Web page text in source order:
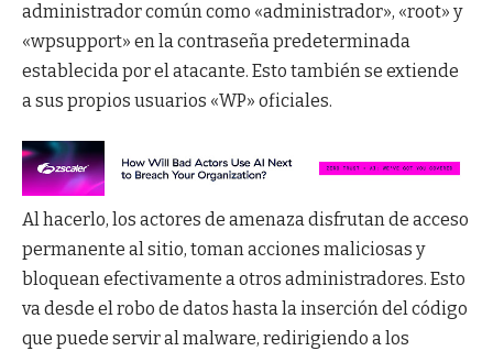
administrador común como «administrador», «root» y
«wpsupport» en la contraseña predeterminada
establecida por el atacante. Esto también se extiende
a sus propios usuarios «WP» oficiales.
Al hacerlo, los actores de amenaza disfrutan de acceso
permanente al sitio, toman acciones maliciosas y
bloquean efectivamente a otros administradores. Esto
va desde el robo de datos hasta la inserción del código
que puede servir al malware, redirigiendo a los